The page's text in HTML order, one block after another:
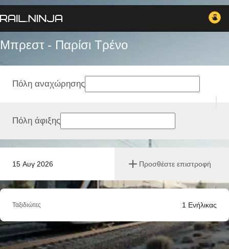
Μπρεστ - Παρίσι Tρένο
15 Αυγ 2026 Προσθέστε επιστροφή
Πόλη αναχώρησης
Πόλη άφιξης
Ταξιδιώτες 1 Ενήλικας